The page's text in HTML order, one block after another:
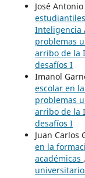
José
Inteligencia
problemas
arribo de la
desafíos I
Imanol
escolar en
problemas
arribo de la
desafíos I
Juan Carlos
en la
académicas ,